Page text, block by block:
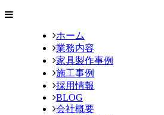
ホーム
業務内容
家具製作事例
施工事例
採用情報
BLOG
会社概要